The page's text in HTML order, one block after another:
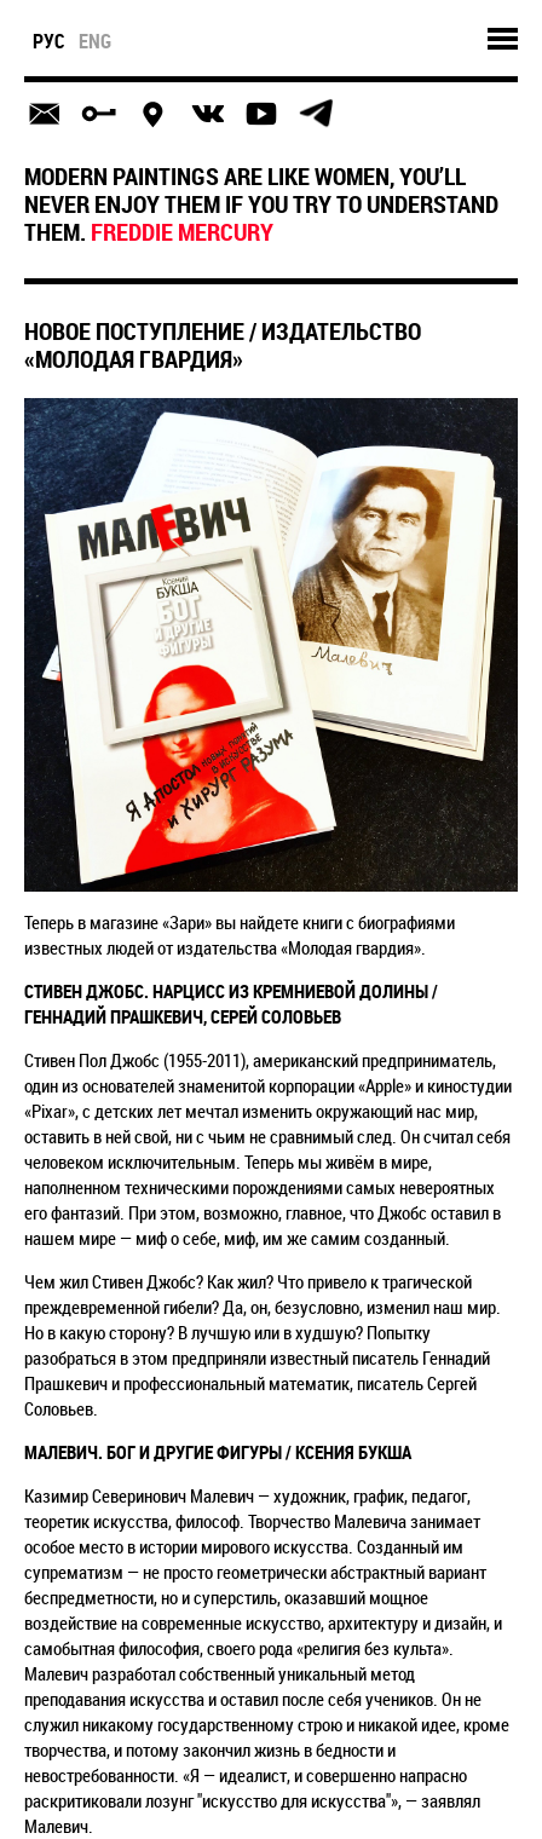
РУС ENG
MODERN PAINTINGS ARE LIKE WOMEN, YOU’LL
NEVER ENJOY THEM IF YOU TRY TO UNDERSTAND
THEM. FREDDIE MERCURY
​НОВОЕ ПОСТУПЛЕНИЕ / ИЗДАТЕЛЬСТВО
«МОЛОДАЯ ГВАРДИЯ»
Теперь в магазине «Зари» вы найдете книги с биографиями
известных людей от издательства «Молодая гвардия».
СТИВЕН ДЖОБС. НАРЦИСС ИЗ КРЕМНИЕВОЙ ДОЛИНЫ /
ГЕННАДИЙ ПРАШКЕВИЧ, СЕРЕЙ СОЛОВЬЕВ
Стивен Пол Джобс (1955-2011), американский предприниматель,
один из основателей знаменитой корпорации «Apple» и киностудии
«Pixar», с детских лет мечтал изменить окружающий нас мир,
оставить в ней свой, ни с чьим не сравнимый след. Он считал себя
человеком исключительным. Теперь мы живём в мире,
наполненном техническими порождениями самых невероятных
его фантазий. При этом, возможно, главное, что Джобс оставил в
нашем мире — миф о себе, миф, им же самим созданный.
Чем жил Стивен Джобс? Как жил? Что привело к трагической
преждевременной гибели? Да, он, безусловно, изменил наш мир.
Но в какую сторону? В лучшую или в худшую? Попытку
разобраться в этом предприняли известный писатель Геннадий
Прашкевич и профессиональный математик, писатель Сергей
Соловьев.
МАЛЕВИЧ. БОГ И ДРУГИЕ ФИГУРЫ / КСЕНИЯ БУКША
Казимир Северинович Малевич — художник, график, педагог,
теоретик искусства, философ. Творчество Малевича занимает
особое место в истории мирового искусства. Созданный им
супрематизм — не просто геометрически абстрактный вариант
беспредметности, но и суперстиль, оказавший мощное
воздействие на современные искусство, архитектуру и дизайн, и
самобытная философия, своего рода «религия без культа».
Малевич разработал собственный уникальный метод
преподавания искусства и оставил после себя учеников. Он не
служил никакому государственному строю и никакой идее, кроме
творчества, и потому закончил жизнь в бедности и
невостребованности. «Я — идеалист, и совершенно напрасно
раскритиковали лозунг "искусство для искусства"», — заявлял
Малевич.